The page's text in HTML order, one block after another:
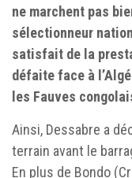
ne marchent pas
sélectionneur
satisfait de la
défaite face à
les Fauves
Ainsi, Dessabre a
terrain avant le
En plus de Bondo